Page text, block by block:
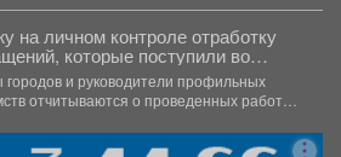
на личном контроле отработку
которые поступили во
прямого эфира 28 июля.
городов и руководители профильных
отчитываются о проведенных работах,